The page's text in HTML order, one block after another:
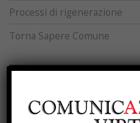
Processi di rigenerazione
Torna Sapere Comune